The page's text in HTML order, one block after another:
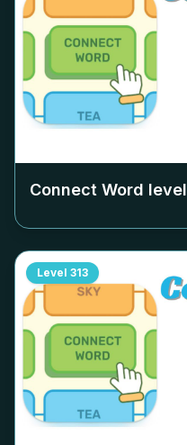
Connect Word level
Level 313